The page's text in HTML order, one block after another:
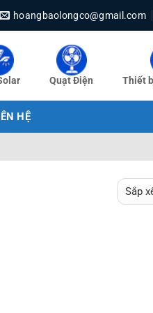
hoangbaolongco@gmail.com
Quạt Điện Thiết
HỆ